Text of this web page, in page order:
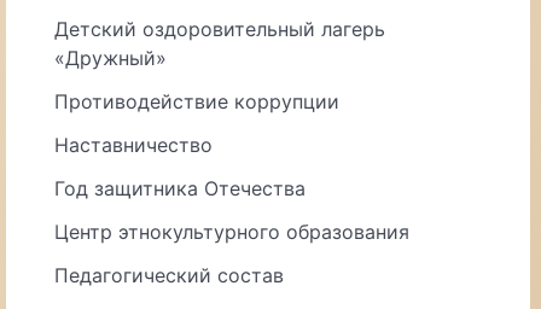
Детский оздоровительный лагерь
«Дружный»
Противодействие коррупции
Наставничество
Год защитника Отечества
Центр этнокультурного образования
Педагогический состав